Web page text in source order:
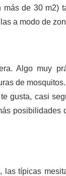
de 30 m2)
a modo de
Algo muy
de
gusta, casi
posibilidades
típicas